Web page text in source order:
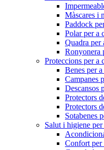
Màscares i
Paddock
Polar per a
Quadra per
Ronyonera
Proteccions per a
Benes per
Campanes
Descansos
Protectors
Protectors
Sotabenes
Salut i higiene
Confort per